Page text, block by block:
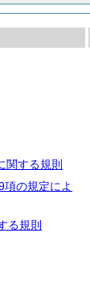
関する規則
の規定によ
る規則